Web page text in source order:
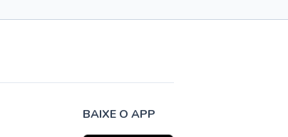
BAIXE O APP